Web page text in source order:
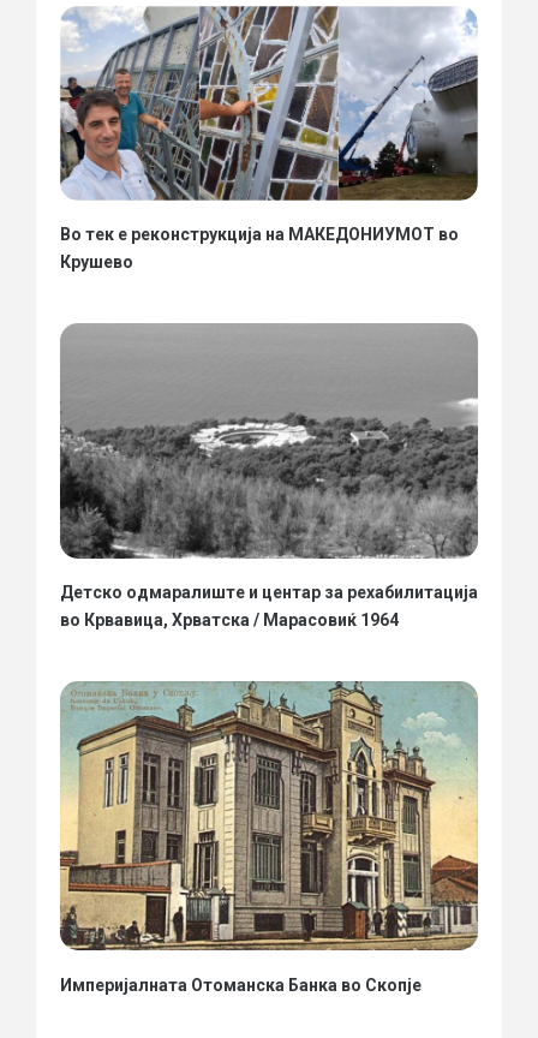
Во тек е реконструкција на МАКЕДОНИУМОТ во
Крушево
Детско одмаралиште и центар за рехабилитација
во Крвавица, Хрватска / Марасовиќ 1964
Империјалната Отоманска Банка во Скопје